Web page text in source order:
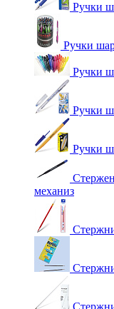
Ручки
Ручки
Ручки
Ручки
Ручки
механиз